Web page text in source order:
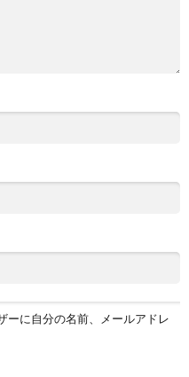
ーに自分の名前、メールアドレ